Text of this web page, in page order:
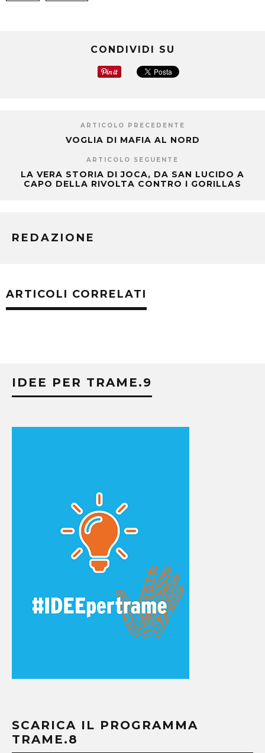
CONDIVIDI SU
ARTICOLO PRECEDENTE
VOGLIA DI MAFIA AL NORD
ARTICOLO SEGUENTE
LA VERA STORIA DI JOCA, DA SAN LUCIDO A
CAPO DELLA RIVOLTA CONTRO I GORILLAS
REDAZIONE
ARTICOLI CORRELATI
IDEE PER TRAME.9
SCARICA IL PROGRAMMA
TRAME.8